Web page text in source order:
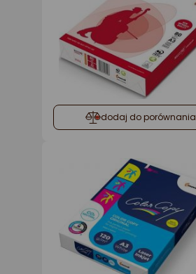
dodaj do porównania